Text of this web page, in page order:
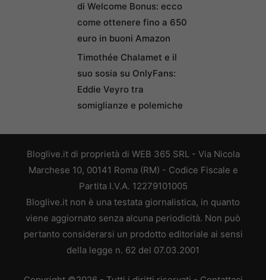
di Welcome Bonus: ecco
come ottenere fino a 650
euro in buoni Amazon
Timothée Chalamet e il
suo sosia su OnlyFans:
Eddie Veyro tra
somiglianze e polemiche
Bloglive.it di proprietà di WEB 365 SRL - Via Nicola
Marchese 10, 00141 Roma (RM) - Codice Fiscale e
Partita I.V.A. 12279101005
Bloglive.it non è una testata giornalistica, in quanto
viene aggiornato senza alcuna periodicità. Non può
pertanto considerarsi un prodotto editoriale ai sensi
della legge n. 62 del 07.03.2001